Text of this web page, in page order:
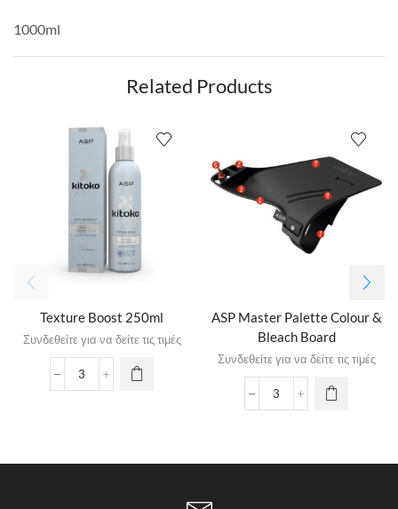
1000ml
Related Products
Texture Boost 250ml
Συνδεθείτε για να δείτε τις τιμές
ASP Master Palette Colour &
Bleach Board
Συνδεθείτε για να δείτε τις τιμές